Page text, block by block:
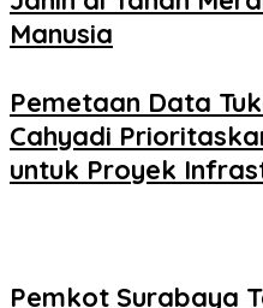
Manusia
Pemetaan Data
Cahyadi
untuk Proyek
Pemkot Surabaya